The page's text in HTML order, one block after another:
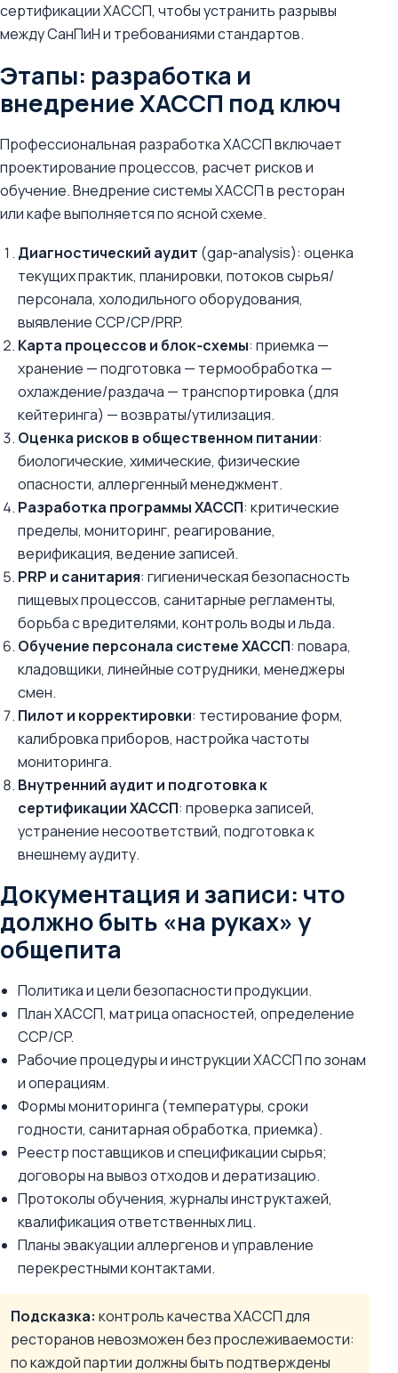
сертификации ХАССП, чтобы устранить разрывы
между СанПиН и требованиями стандартов.
Этапы: разработка и
внедрение ХАССП под ключ
Профессиональная разработка ХАССП включает
проектирование процессов, расчет рисков и
обучение. Внедрение системы ХАССП в ресторан
или кафе выполняется по ясной схеме.
Диагностический аудит (gap‑analysis): оценка
текущих практик, планировки, потоков сырья/
персонала, холодильного оборудования,
выявление CCP/CP/PRP.
Карта процессов и блок‑схемы: приемка —
хранение — подготовка — термообработка —
охлаждение/раздача — транспортировка (для
кейтеринга) — возвраты/утилизация.
Оценка рисков в общественном питании:
биологические, химические, физические
опасности, аллергенный менеджмент.
Разработка программы ХАССП: критические
пределы, мониторинг, реагирование,
верификация, ведение записей.
PRP и санитария: гигиеническая безопасность
пищевых процессов, санитарные регламенты,
борьба с вредителями, контроль воды и льда.
Обучение персонала системе ХАССП: повара,
кладовщики, линейные сотрудники, менеджеры
смен.
Пилот и корректировки: тестирование форм,
калибровка приборов, настройка частоты
мониторинга.
Внутренний аудит и подготовка к
сертификации ХАССП: проверка записей,
устранение несоответствий, подготовка к
внешнему аудиту.
Документация и записи: что
должно быть «на руках» у
общепита
Политика и цели безопасности продукции.
План ХАССП, матрица опасностей, определение
CCP/CP.
Рабочие процедуры и инструкции ХАССП по зонам
и операциям.
Формы мониторинга (температуры, сроки
годности, санитарная обработка, приемка).
Реестр поставщиков и спецификации сырья;
договоры на вывоз отходов и дератизацию.
Протоколы обучения, журналы инструктажей,
квалификация ответственных лиц.
Планы эвакуации аллергенов и управление
перекрестными контактами.
Подсказка: контроль качества ХАССП для
ресторанов невозможен без прослеживаемости:
по каждой партии должны быть подтверждены